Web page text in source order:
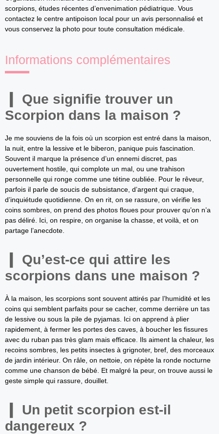
scorpions, études récentes d’envenimation pédiatrique. Vous
contactez le centre antipoison local pour un avis personnalisé et
vous conservez la photo pour toute consultation médicale.
Informations complémentaires
Que signifie trouver un
Scorpion dans la maison ?
Je me souviens de la fois où un scorpion est entré dans la maison,
la nuit, entre la lessive et le biberon, panique puis fascination.
Souvent il marque la présence d’un ennemi discret, pas
ouvertement hostile, qui complote un mal, ou une trahison
personnelle qui ronge comme une tétine oubliée. Pour le rêveur,
parfois il parle de soucis de subsistance, d’argent qui craque,
d’inquiétude quotidienne. On en rit, on se rassure, on vérifie les
coins sombres, on prend des photos floues pour prouver qu’on n’a
pas déliré. Ici, on respire, on organise la chasse, et voilà, et on
partage l’anecdote.
Qu’est-ce qui attire les
scorpions dans une maison ?
À la maison, les scorpions sont souvent attirés par l’humidité et les
coins qui semblent parfaits pour se cacher, comme derrière un tas
de lessive ou sous la pile de pyjamas. Ici on apprend à plier
rapidement, à fermer les portes des caves, à boucher les fissures
avec du ruban pas très glam mais efficace. Ils aiment la chaleur, les
recoins sombres, les petits insectes à grignoter, bref, des morceaux
de jardin intérieur. On râle, on nettoie, on répète la ronde nocturne
comme une chanson de bébé. Et malgré la peur, on trouve aussi le
geste simple qui rassure, douillet.
Un petit scorpion est-il
dangereux ?